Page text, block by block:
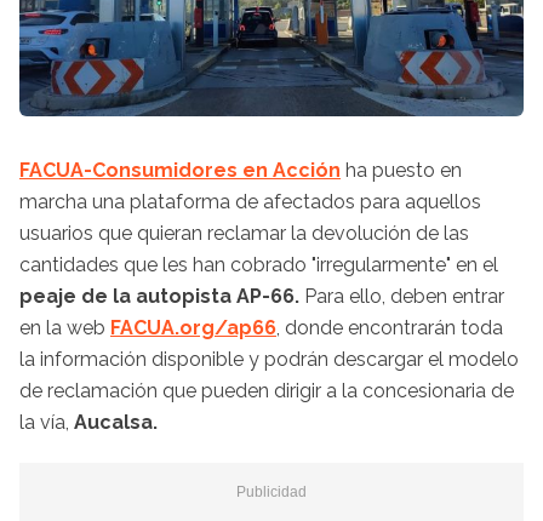
FACUA-Consumidores en Acción ha puesto en
marcha una plataforma de afectados para aquellos
usuarios que quieran reclamar la devolución de las
cantidades que les han cobrado "irregularmente" en el
peaje de la autopista AP-66. Para ello, deben entrar
en la web FACUA.org/ap66, donde encontrarán toda
la información disponible y podrán descargar el modelo
de reclamación que pueden dirigir a la concesionaria de
la vía, Aucalsa.